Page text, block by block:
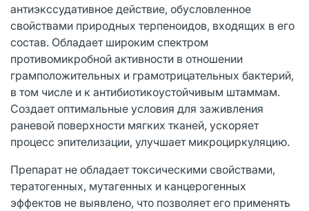
антиэкссудативное действие, обусловленное
свойствами природных терпеноидов, входящих в его
состав. Обладает широким спектром
противомикробной активности в отношении
грамположительных и грамотрицательных бактерий,
в том числе и к антибиотикоустойчивым штаммам.
Создает оптимальные условия для заживления
раневой поверхности мягких тканей, ускоряет
процесс эпителизации, улучшает микроциркуляцию.
Препарат не обладает токсическими свойствами,
тератогенных, мутагенных и канцерогенных
эффектов не выявлено, что позволяет его применять